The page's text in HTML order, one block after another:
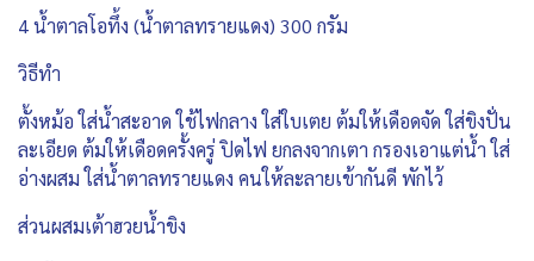
4 น้ำตาลโอทึ้ง (น้ำตาลทรายแดง) 300 กรัม
วิธีทำ
ตั้งหม้อ ใส่น้ำสะอาด ใช้ไฟกลาง ใส่ใบเตย ต้มให้เดือดจัด ใส่ขิงปั่น
ละเอียด ต้มให้เดือดครั้งครู่ ปิดไฟ ยกลงจากเตา กรองเอาแต่น้ำ ใส่
อ่างผสม ใส่น้ำตาลทรายแดง คนให้ละลายเข้ากันดี พักไว้
ส่วนผสมเต้าฮวยน้ำขิง